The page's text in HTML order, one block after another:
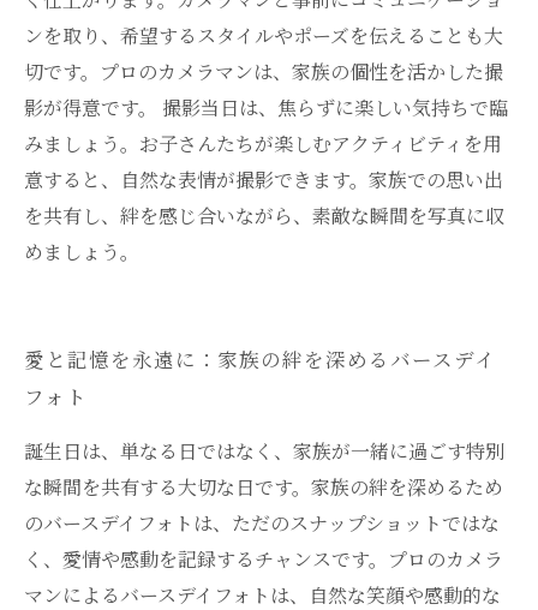
ンを取り、希望するスタイルやポーズを伝えることも大
切です。プロのカメラマンは、家族の個性を活かした撮
影が得意です。 撮影当日は、焦らずに楽しい気持ちで臨
みましょう。お子さんたちが楽しむアクティビティを用
意すると、自然な表情が撮影できます。家族での思い出
を共有し、絆を感じ合いながら、素敵な瞬間を写真に収
めましょう。
愛と記憶を永遠に：家族の絆を深めるバースデイ
フォト
誕生日は、単なる日ではなく、家族が一緒に過ごす特別
な瞬間を共有する大切な日です。家族の絆を深めるため
のバースデイフォトは、ただのスナップショットではな
く、愛情や感動を記録するチャンスです。プロのカメラ
マンによるバースデイフォトは、自然な笑顔や感動的な